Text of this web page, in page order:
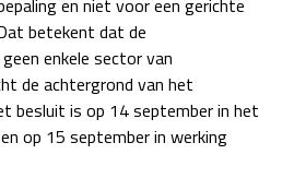
en niet voor een gerichte
betekent dat de
enkele sector van
de achtergrond van het
besluit is op 14 september in het
op 15 september in werking